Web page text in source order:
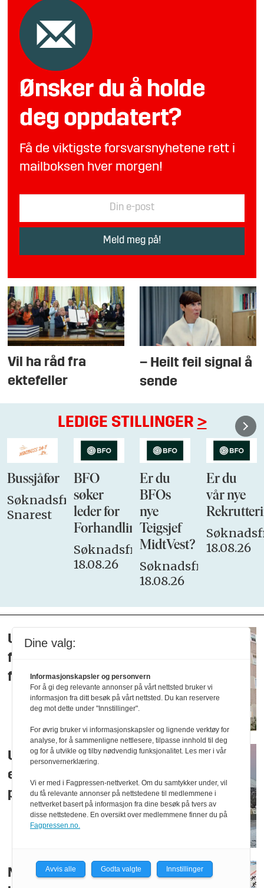
Ønsker du å holde
deg oppdatert?
Få de viktigste forsvarsnyhetene rett i
mailboksen hver morgen!
Vil ha råd fra
ektefeller
– Heilt feil signal å
sende
LEDIGE STILLINGER >
Bussjåfør
Søknadsfrist:
Snarest
BFO
søker
leder for
Forhandlingsutvalget
Søknadsfrist:
18.08.26
Er du
BFOs
nye
Teigsjef
MidtVest?
Søknadsfrist:
18.08.26
Er du
vår nye
18.08.26
Ukrainer mistenkt
for sabotasje-
forberedelser
Utvises fra Norge
etter bunker-
pågripelse
Ny norsk rekord i
Dine valg:
Informasjonskapsler og personvern
For å gi deg relevante annonser på vårt nettsted bruker vi
informasjon fra ditt besøk på vårt nettsted. Du kan reservere
deg mot dette under "Innstillinger".
For øvrig bruker vi informasjonskapsler og lignende verktøy for
analyse, for å sammenligne nettlesere, tilpasse innhold til deg
og for å utvikle og tilby nødvendig funksjonalitet. Les mer i vår
personvernerklæring.
Vi er med i Fagpressen-nettverket. Om du samtykker under, vil
du få relevante annonser på nettstedene til medlemmene i
nettverket basert på informasjon fra dine besøk på tvers av
disse nettstedene. En oversikt over medlemmene finner du på
Fagpressen.no.
Avvis alle Godta valgte Innstillinger